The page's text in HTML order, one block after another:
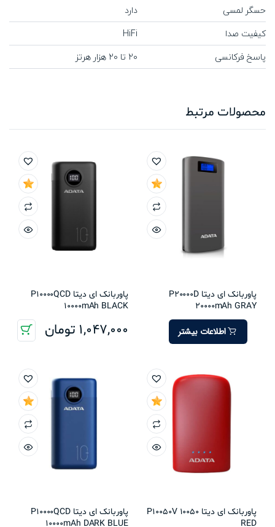
حسگر لمسی
دارد
کیفیت صدا
HiFi
پاسخ فرکانسی
20 تا 20 هزار هرتز
محصولات مرتبط
پاوربانک ای دیتا P20000D
20000mAh GRAY
اطلاعات بیشتر
پاوربانک ای دیتا P10000QCD
10000mAh BLACK
1,047,000 تومان
پاوربانک ای دیتا P10050V 10050
RED
پاوربانک ای دیتا P10000QCD
10000mAh DARK BLUE